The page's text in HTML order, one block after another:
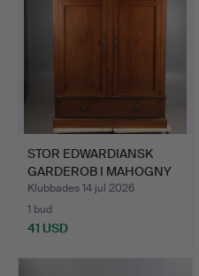
STOR EDWARDIANSK
GARDEROB I MAHOGNY
MED TV…
Klubbades 14 jul 2026
1 bud
41 USD